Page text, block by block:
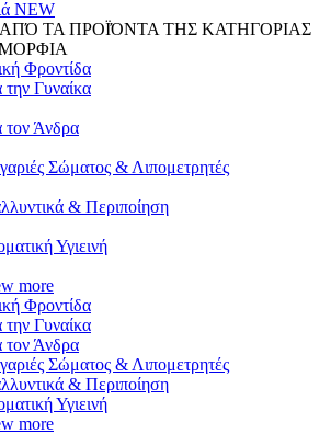
NEW
ΤΑ ΠΡΟΪΌΝΤΑ ΤΗΣ ΚΑΤΗΓΟΡΙΑΣ
Φροντίδα
την Γυναίκα
τον Άνδρα
Σώματος & Λιπομετρητές
& Περιποίηση
Υγιεινή
more
Φροντίδα
την Γυναίκα
τον Άνδρα
Σώματος & Λιπομετρητές
& Περιποίηση
Υγιεινή
more